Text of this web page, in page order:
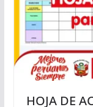
HOJA DE